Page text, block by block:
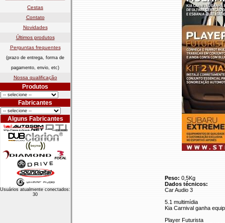
Cestas
Contato
Novidades
Últimos produtos
Perguntas frequentes
(prazo de entrega, forma de
pagamento, envio, etc)
Nossa qualificação
Produtos
Fabricantes
Alguns Fabricantes
Usuários atualmente conectados:
30
Peso: 0,5Kg
Dados técnicos:
Car Audio 3
5.1 multimídia
Kia Carnival ganha
Player Futurista